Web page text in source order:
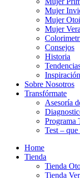
Mujer
Mujer
Mujer
Consejos
Historia
Sobre Nosotros
Transfórmate
Asesoría
Programa
Test – que
Home
Tienda
Tienda
Tienda